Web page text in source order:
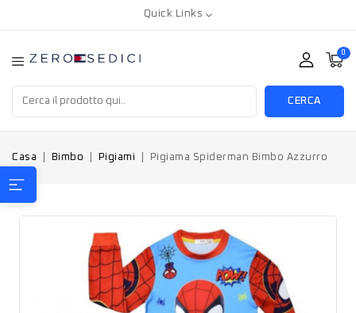
Quick Links
0
CERCA
Casa Bimbo Pigiami Pigiama Spiderman Bimbo Azzurro